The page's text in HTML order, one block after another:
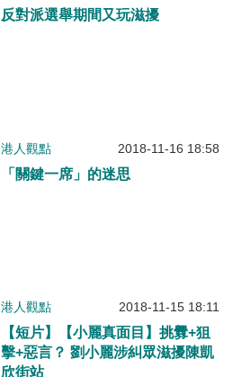
反對派選舉期間又玩滋擾
港人觀點 2018-11-16 18:58
「關鍵一席」的迷思
港人觀點 2018-11-15 18:11
【短片】【小麗真面目】挑釁+狙
擊+惡言？ 劉小麗涉糾眾滋擾陳凱
欣街站